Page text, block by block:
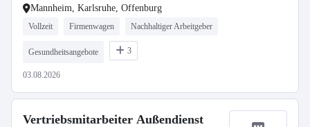
Mannheim, Karlsruhe, Offenburg
Vollzeit Firmenwagen Nachhaltiger Arbeitgeber
Gesundheitsangebote 3
03.08.2026
Vertriebsmitarbeiter Außendienst